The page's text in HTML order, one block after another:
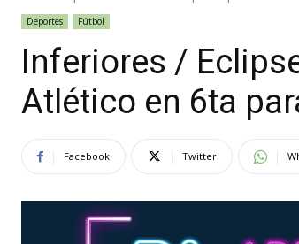
Deportes Fútbol
Inferiores /
Atlético en 6ta
Facebook Twitter